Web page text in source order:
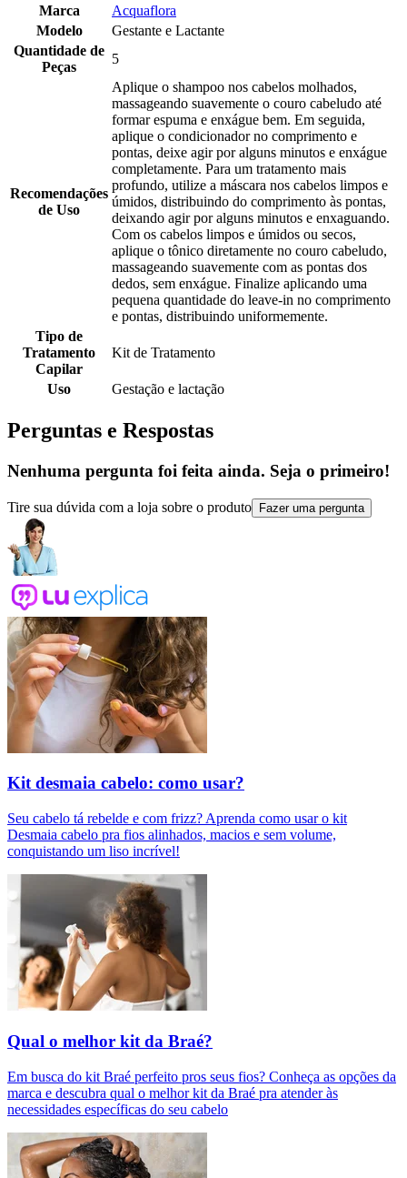
Marca
Acquaflora
Modelo
Gestante e Lactante
Quantidade de
Peças
5
Recomendações
de Uso
Aplique o shampoo nos cabelos molhados,
massageando suavemente o couro cabeludo até
formar espuma e enxágue bem. Em seguida,
aplique o condicionador no comprimento e
pontas, deixe agir por alguns minutos e enxágue
completamente. Para um tratamento mais
profundo, utilize a máscara nos cabelos limpos e
úmidos, distribuindo do comprimento às pontas,
deixando agir por alguns minutos e enxaguando.
Com os cabelos limpos e úmidos ou secos,
aplique o tônico diretamente no couro cabeludo,
massageando suavemente com as pontas dos
dedos, sem enxágue. Finalize aplicando uma
pequena quantidade do leave-in no comprimento
e pontas, distribuindo uniformemente.
Tipo de
Tratamento
Capilar
Kit de Tratamento
Uso Gestação e lactação
Perguntas e Respostas
Nenhuma pergunta foi feita ainda. Seja o primeiro!
Tire sua dúvida com a loja sobre o produto Fazer uma pergunta
Kit desmaia cabelo: como usar?
Seu cabelo tá rebelde e com frizz? Aprenda como usar o kit
Desmaia cabelo pra fios alinhados, macios e sem volume,
conquistando um liso incrível!
Qual o melhor kit da Braé?
Em busca do kit Braé perfeito pros seus fios? Conheça as opções da
marca e descubra qual o melhor kit da Braé pra atender às
necessidades específicas do seu cabelo